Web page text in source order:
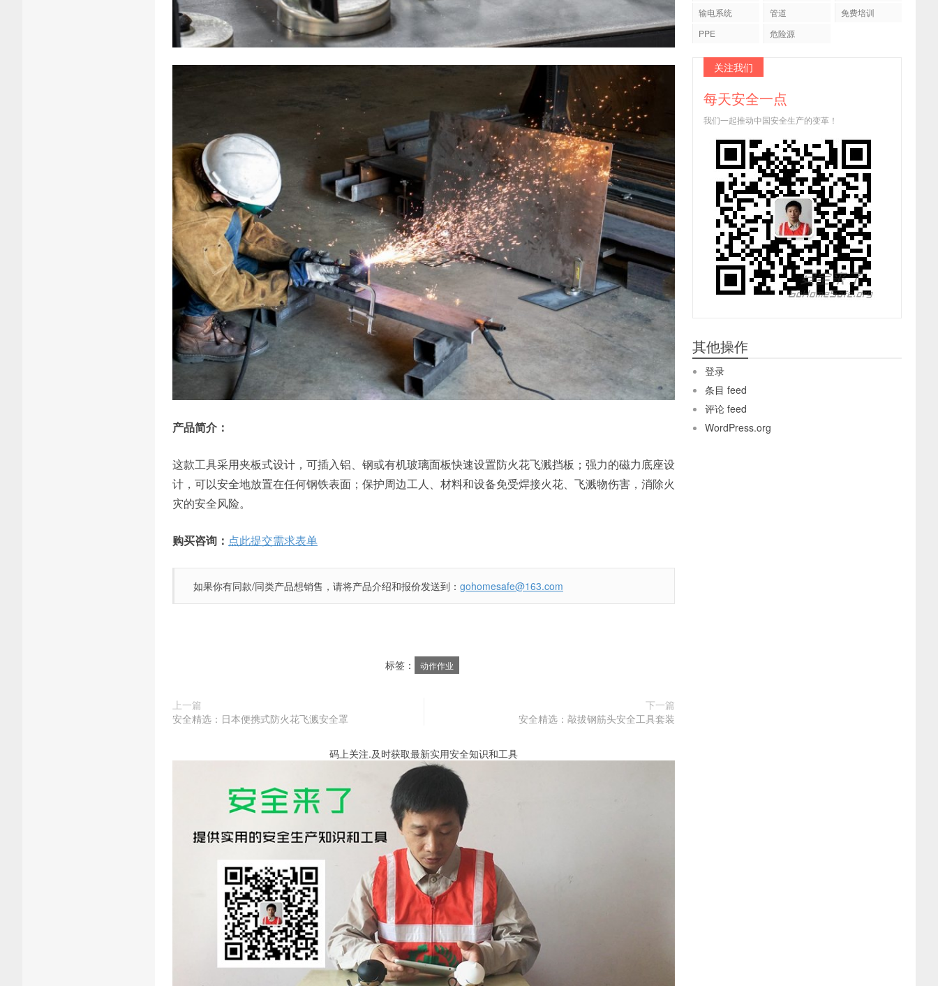
产品简介：
这款工具采用夹板式设计，可插入铝、钢或有机玻璃面板快速设置防火花飞溅挡板；强力的磁力底座设
计，可以安全地放置在任何钢铁表面；保护周边工人、材料和设备免受焊接火花、飞溅物伤害，消除火
灾的安全风险。
购买咨询： 点此提交需求表单
如果你有同款/同类产品想销售，请将产品介绍和报价发送到： gohomesafe@163.com
标签： 动作作业
上一篇
安全精选：日本便携式防火花飞溅安全罩
下一篇
安全精选：敲拔钢筋头安全工具套装
码上关注.及时获取最新实用安全知识和工具
输电系统
管道
免费培训
PPE
危险源
关注我们
每天安全一点
我们一起推动中国安全生产的变革！
其他操作
登录
条目 feed
评论 feed
WordPress.org